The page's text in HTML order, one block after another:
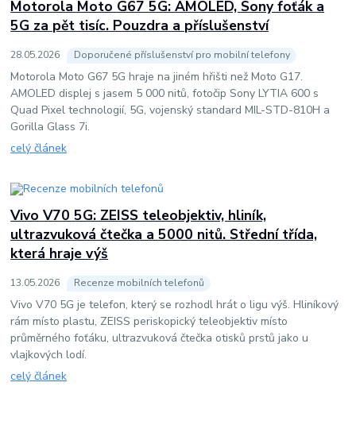
Motorola Moto G67 5G: AMOLED, Sony foťák a
5G za pět tisíc. Pouzdra a příslušenství
28.05.2026 Doporučené příslušenství pro mobilní telefony
Motorola Moto G67 5G hraje na jiném hřišti než Moto G17.
AMOLED displej s jasem 5 000 nitů, fotočip Sony LYTIA 600 s
Quad Pixel technologií, 5G, vojenský standard MIL-STD-810H a
Gorilla Glass 7i.
celý článek
Vivo V70 5G: ZEISS teleobjektiv, hliník,
ultrazvuková čtečka a 5000 nitů. Střední třída,
která hraje výš
13.05.2026 Recenze mobilních telefonů
Vivo V70 5G je telefon, který se rozhodl hrát o ligu výš. Hliníkový
rám místo plastu, ZEISS periskopický teleobjektiv místo
průměrného foťáku, ultrazvuková čtečka otisků prstů jako u
vlajkových lodí.
celý článek